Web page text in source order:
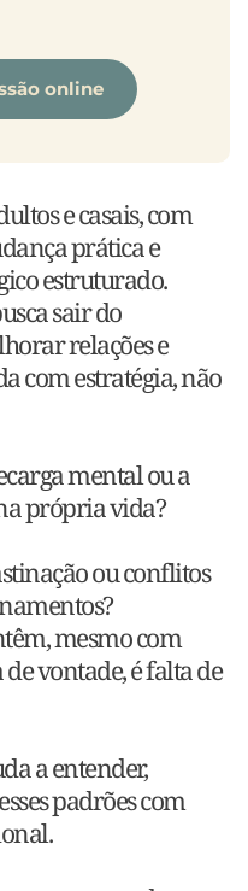
online
e casais, com
prática e
estruturado.
sair do
relações e
com estratégia, não
mental ou a
própria vida?
ou conflitos
mesmo com
vontade, é falta de
a entender,
padrões com